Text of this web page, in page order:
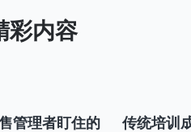
管理者盯住的
传统培训